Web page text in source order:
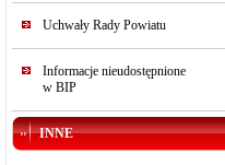
Uchwały Rady Powiatu
Informacje nieudostępnione
w BIP
INNE